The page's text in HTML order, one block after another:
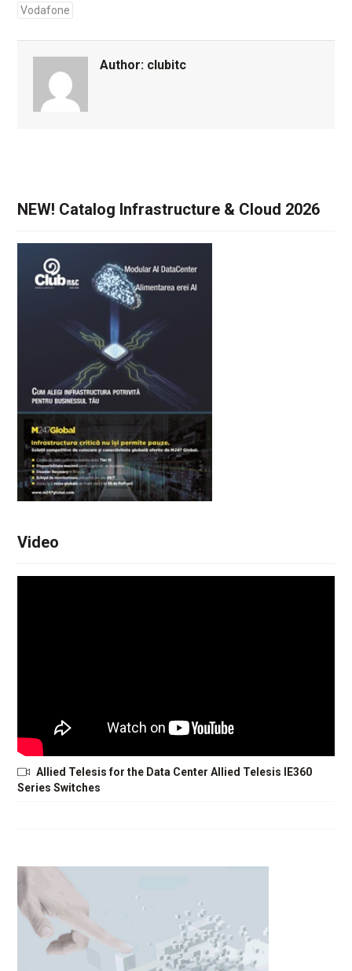
Vodafone
Author: clubitc
NEW! Catalog Infrastructure & Cloud 2026
Video
Allied Telesis for the Data Center Allied Telesis IE360
Series Switches